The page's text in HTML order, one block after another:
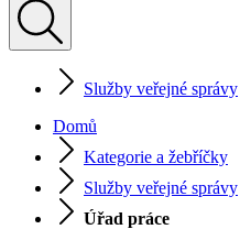
Služby veřejné správy
Domů
Kategorie a žebříčky
Služby veřejné správy
Úřad práce